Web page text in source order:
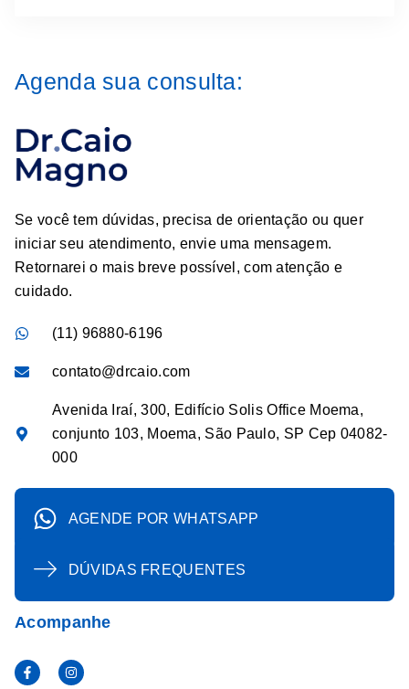
Agenda sua consulta:
Se você tem dúvidas, precisa de orientação ou quer
iniciar seu atendimento, envie uma mensagem.
Retornarei o mais breve possível, com atenção e
cuidado.
(11) 96880-6196
contato@drcaio.com
Avenida Iraí, 300, Edifício Solis Office Moema,
conjunto 103, Moema, São Paulo, SP Cep 04082-
000
AGENDE POR WHATSAPP
DÚVIDAS FREQUENTES
Acompanhe